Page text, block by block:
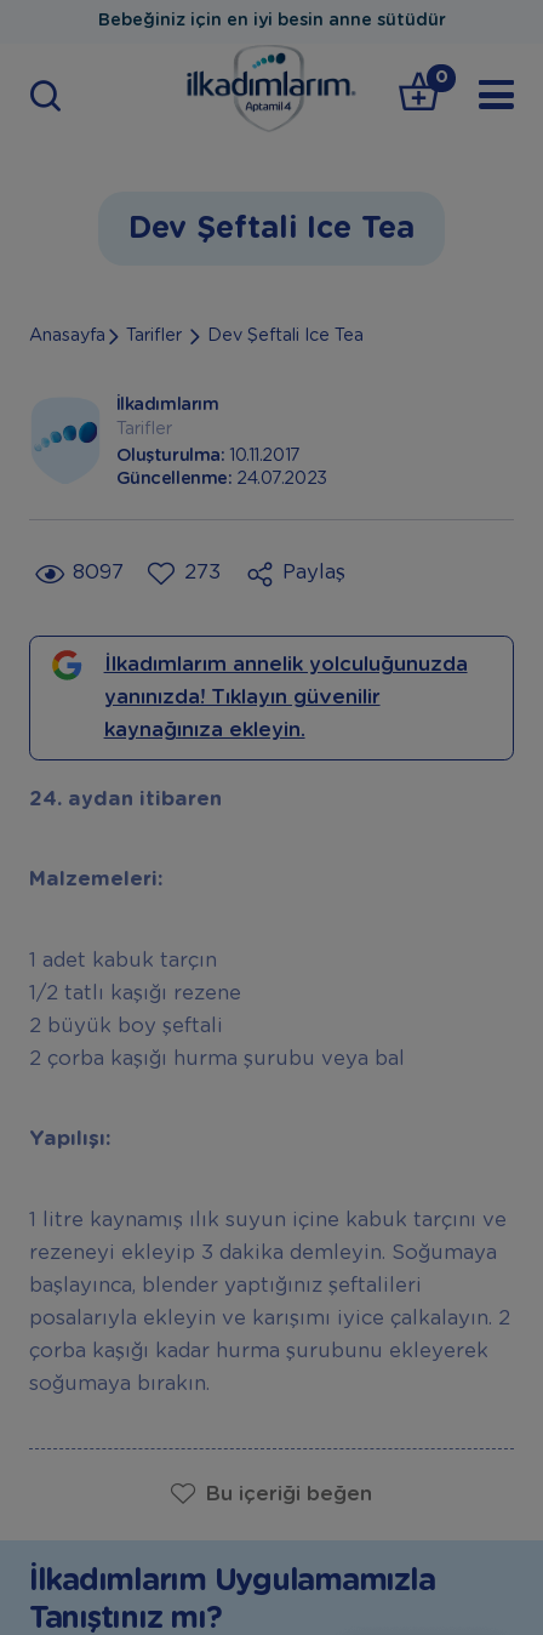
Bebeğiniz için en iyi besin anne sütüdür
0
Dev Şeftali Ice Tea
Anasayfa Tarifler Dev Şeftali Ice Tea
İlkadımlarım
Tarifler
Oluşturulma:
10.11.2017
Güncellenme: 24.07.2023
8097 273 Paylaş
İlkadımlarım annelik yolculuğunuzda
yanınızda! Tıklayın güvenilir
kaynağınıza ekleyin.
24. aydan itibaren
Malzemeleri:
1 adet kabuk tarçın
1/2 tatlı kaşığı rezene
2 büyük boy şeftali
2 çorba kaşığı hurma şurubu veya bal
Yapılışı:
1 litre kaynamış ılık suyun içine kabuk tarçını ve
rezeneyi ekleyip 3 dakika demleyin. Soğumaya
başlayınca, blender yaptığınız şeftalileri
posalarıyla ekleyin ve karışımı iyice çalkalayın. 2
çorba kaşığı kadar hurma şurubunu ekleyerek
soğumaya bırakın.
Bu içeriği beğen
İlkadımlarım Uygulamamızla
Tanıştınız mı?